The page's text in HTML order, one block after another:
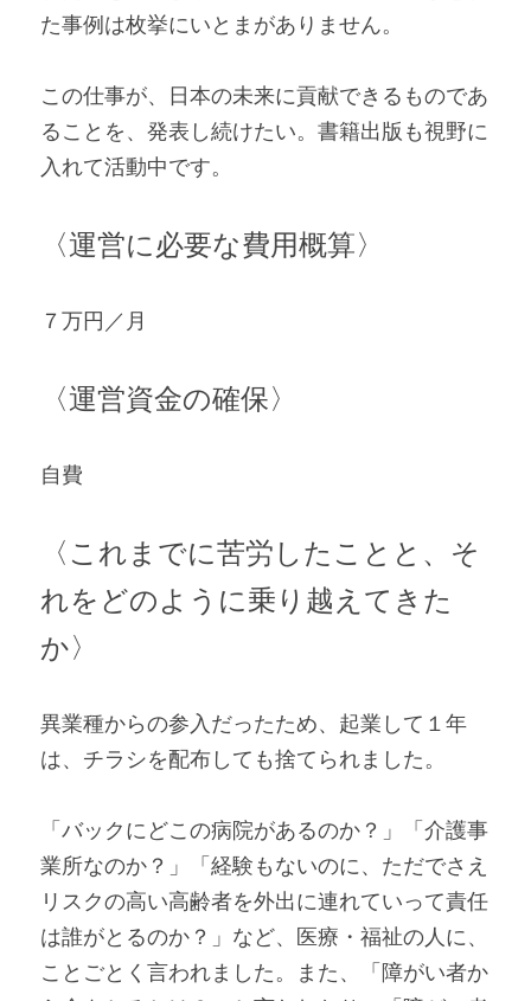
た事例は枚挙にいとまがありません。
この仕事が、日本の未来に貢献できるものであ
ることを、発表し続けたい。書籍出版も視野に
入れて活動中です。
〈運営に必要な費用概算〉
７万円／月
〈運営資金の確保〉
自費
〈これまでに苦労したことと、そ
れをどのように乗り越えてきた
か〉
異業種からの参入だったため、起業して１年
は、チラシを配布しても捨てられました。
「バックにどこの病院があるのか？」「介護事
業所なのか？」「経験もないのに、ただでさえ
リスクの高い高齢者を外出に連れていって責任
は誰がとるのか？」など、医療・福祉の人に、
ことごとく言われました。また、「障がい者か